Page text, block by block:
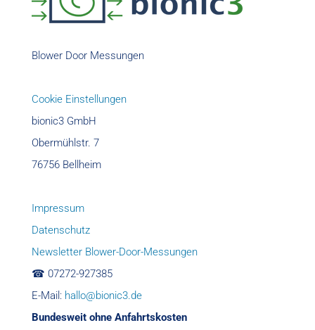
Blower Door Messungen
Cookie Einstellungen
bionic3 GmbH
Obermühlstr. 7
76756 Bellheim
Impressum
Datenschutz
Newsletter Blower-Door-Messungen
☎︎ 07272-927385
E-Mail: hallo@bionic3.de
Bundesweit ohne Anfahrtskosten